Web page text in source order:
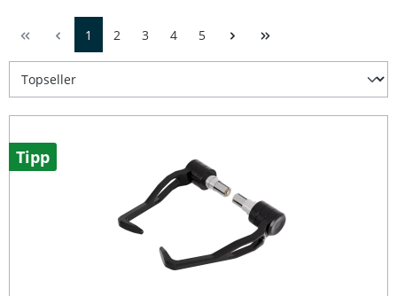
1 2 3 4 5
Tipp